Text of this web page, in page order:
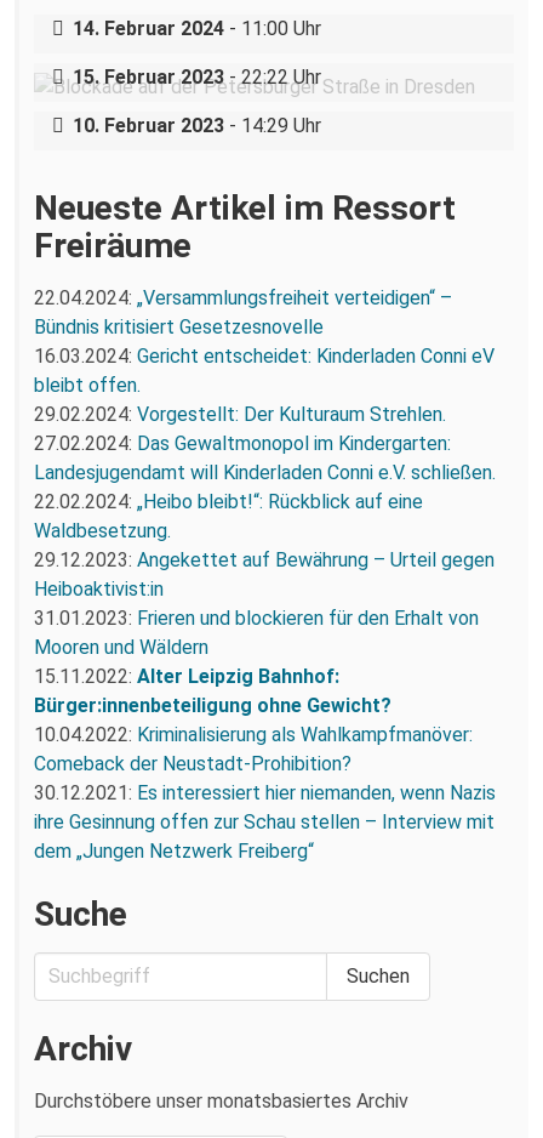
14. Februar 2024 - 11:00 Uhr
Höhen und Tiefen – Antifaschistischer
15. Februar 2023 - 22:22 Uhr
Volles Programm im Februar
10. Februar 2023 - 14:29 Uhr
Neueste Artikel im Ressort
Freiräume
22.04.2024: „Versammlungsfreiheit verteidigen“ –
Bündnis kritisiert Gesetzesnovelle
16.03.2024: Gericht entscheidet: Kinderladen Conni eV
bleibt offen.
29.02.2024: Vorgestellt: Der Kulturaum Strehlen.
27.02.2024: Das Gewaltmonopol im Kindergarten:
Landesjugendamt will Kinderladen Conni e.V. schließen.
22.02.2024: „Heibo bleibt!“: Rückblick auf eine
Waldbesetzung.
29.12.2023: Angekettet auf Bewährung – Urteil gegen
Heiboaktivist:in
31.01.2023: Frieren und blockieren für den Erhalt von
Mooren und Wäldern
15.11.2022: Alter Leipzig Bahnhof:
Bürger:innenbeteiligung ohne Gewicht?
10.04.2022: Kriminalisierung als Wahlkampfmanöver:
Comeback der Neustadt-Prohibition?
30.12.2021: Es interessiert hier niemanden, wenn Nazis
ihre Gesinnung offen zur Schau stellen – Interview mit
dem „Jungen Netzwerk Freiberg“
Suche
Archiv
Durchstöbere unser monatsbasiertes Archiv